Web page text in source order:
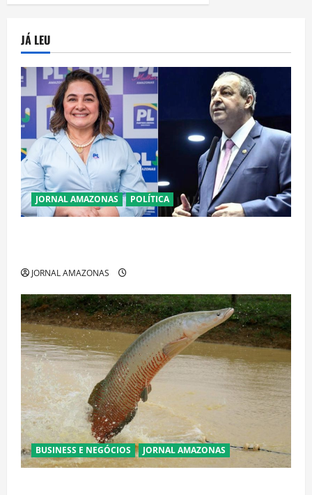
JÁ LEU
JORNAL AMAZONAS POLÍTICA
JORNAL AMAZONAS
BUSINESS E NEGÓCIOS JORNAL AMAZONAS